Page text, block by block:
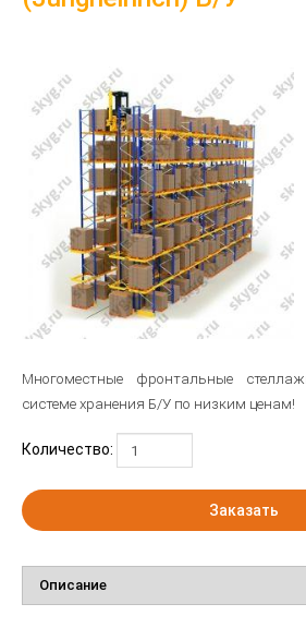
Многоместные фронтальные
системе хранения Б/У по низким ценам!
Количество:
Заказать
Описание